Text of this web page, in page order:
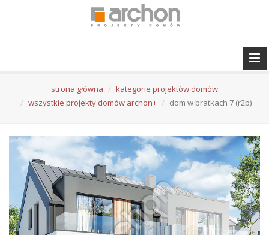
strona główna
kategorie projektów domów
wszystkie projekty domów archon+
dom w bratkach 7 (r2b)